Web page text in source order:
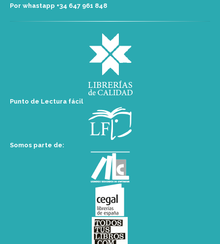
Por whastapp +34 ‭647 961 848‬
Punto de Lectura fácil
Somos parte de: